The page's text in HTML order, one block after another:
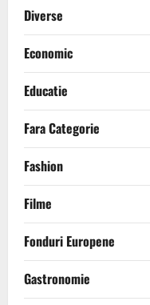
Diverse
Economic
Educatie
Fara Categorie
Fashion
Filme
Fonduri Europene
Gastronomie